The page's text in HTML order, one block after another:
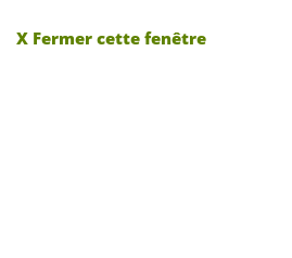
X Fermer cette fenêtre